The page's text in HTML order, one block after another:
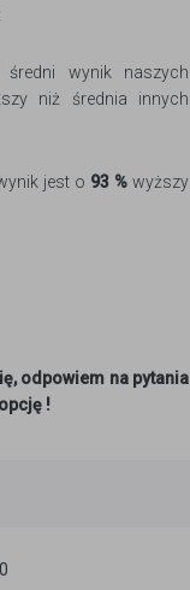
wynik naszych
niż średnia innych
jest o 93 % wyższy
odpowiem na pytania
!